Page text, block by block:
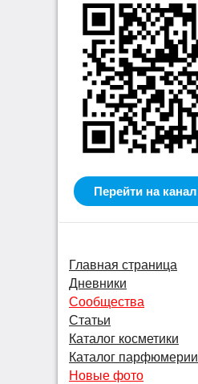
Перейти на канал
Главная страница
Дневники
Сообщества
Статьи
Каталог косметики
Каталог парфюмерии
Новые фото